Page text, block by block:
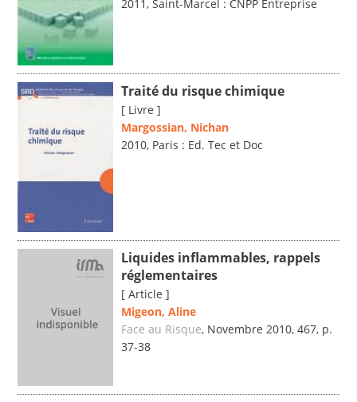
2011, Saint-Marcel : CNPP Entreprise
Traité du risque chimique
[ Livre ]
Margossian, Nichan
2010, Paris : Ed. Tec et Doc
Liquides inflammables, rappels
réglementaires
[ Article ]
Migeon, Aline
Face au Risque, Novembre 2010, 467, p.
37-38